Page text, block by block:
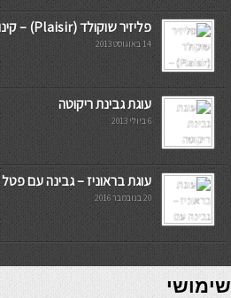
פליזיר שוקולד (Plaisir) – קינוח שוקולד אישי
14 באוגוסט 2013
עוגת גבינת ריקוטה
6 ביולי 2013
עוגת בראוניז – גבינה עם פטל
20 בנובמבר 2016
7slots
seriöse online casinos österreich
שימושי